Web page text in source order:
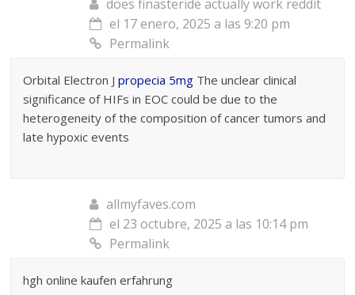
does finasteride actually work reddit
el 17 enero, 2025 a las 9:20 pm
Permalink
Orbital Electron Jpropecia 5mg The unclear clinical
significance of HIFs in EOC could be due to the
heterogeneity of the composition of cancer tumors and
late hypoxic events
allmyfaves.com
el 23 octubre, 2025 a las 10:14 pm
Permalink
hgh online kaufen erfahrung